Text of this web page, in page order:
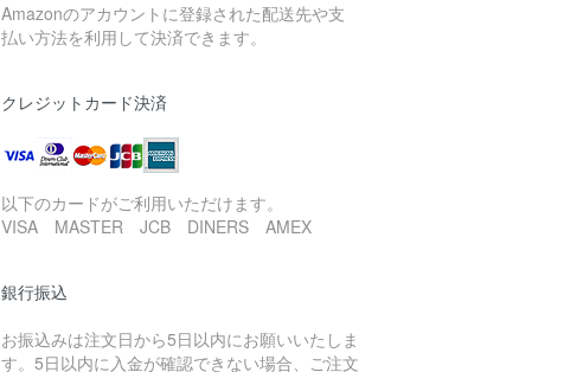
Amazonのアカウントに登録された配送先や支
払い方法を利用して決済できます。
クレジットカード決済
以下のカードがご利用いただけます。
VISA MASTER JCB DINERS AMEX
銀行振込
お振込みは注文日から5日以内にお願いいたしま
す。5日以内に入金が確認できない場合、ご注文